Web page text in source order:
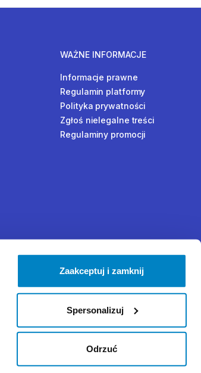
Zaakceptuj i zamknij
Spersonalizuj
Odrzuć
WAŻNE INFORMACJE
Informacje prawne
Regulamin platformy
Polityka prywatności
Zgłoś nielegalne treści
Regulaminy promocji